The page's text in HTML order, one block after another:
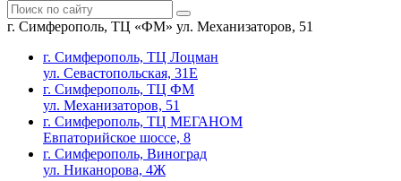
г. Симферополь, ТЦ «ФМ» ул. Механизаторов, 51
г. Симферополь, ТЦ Лоцман
ул. Севастопольская, 31Е
г. Симферополь, ТЦ ФМ
ул. Механизаторов, 51
г. Симферополь, ТЦ МЕГАНОМ
Евпаторийское шоссе, 8
г. Симферополь, Виноград
ул. Никанорова, 4Ж